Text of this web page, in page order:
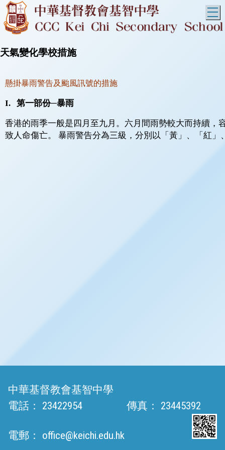
天氣變化學校措施
中華基督教會基智中學
電話：
23422954 傳真： 23445392
電郵： office@keichi.edu.hk